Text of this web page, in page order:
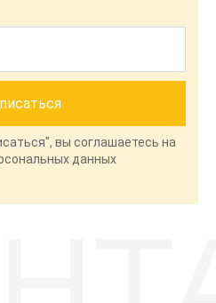
вы соглашаетесь на
данных